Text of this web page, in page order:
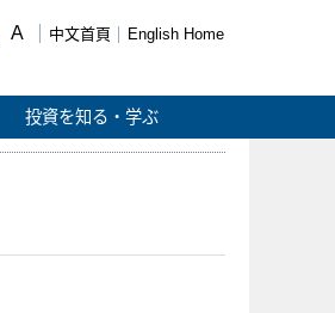
A 中文首頁 English Home
投資を知る・学ぶ